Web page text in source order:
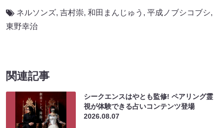
ネルソンズ, 吉村崇, 和田まんじゅう , 平成ノブシコブシ,
東野幸治
関連記事
シークエンスはやとも監修! ペアリング霊
視が体験できる占いコンテンツ登場
2026.08.07